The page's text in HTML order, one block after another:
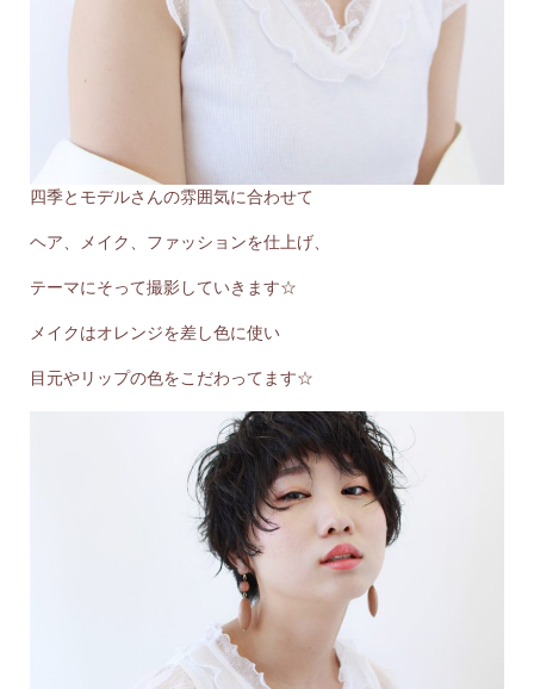
四季とモデルさんの雰囲気に合わせて
ヘア、メイク、ファッションを仕上げ、
テーマにそって撮影していきます☆
メイクはオレンジを差し色に使い
目元やリップの色をこだわってます☆